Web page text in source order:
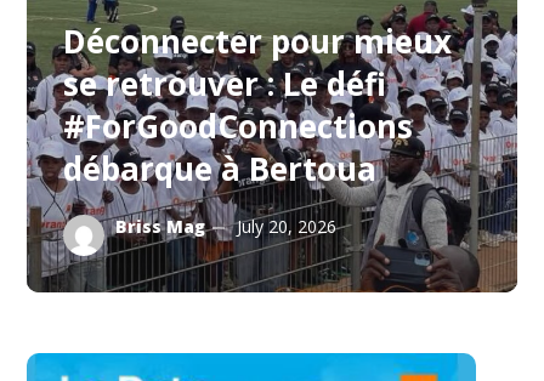
Déconnecter pour mieux
se retrouver : Le défi
#ForGoodConnections
débarque à Bertoua
Briss Mag July 20, 2026